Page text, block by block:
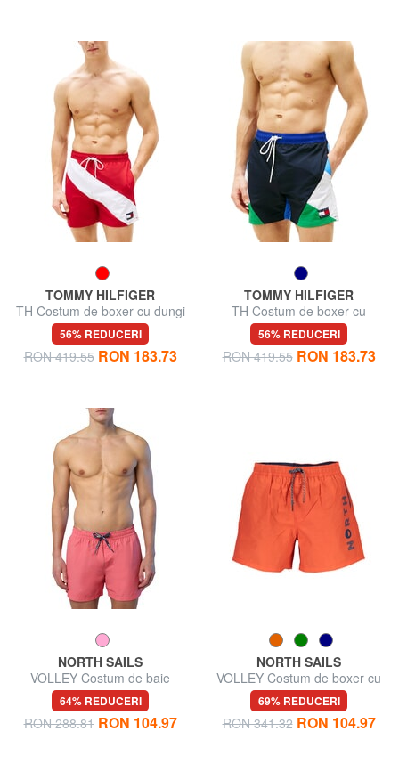
TOMMY HILFIGER
TH Costum de boxer cu dungi
56% REDUCERI
RON 419.55 RON 183.73
TOMMY HILFIGER
TH Costum de boxer cu
blocuri de culoare
56% REDUCERI
RON 419.55 RON 183.73
NORTH SAILS
VOLLEY Costum de baie
boxer cu logo
64% REDUCERI
RON 288.81 RON 104.97
NORTH SAILS
VOLLEY Costum de boxer cu
logo lateral
69% REDUCERI
RON 341.32 RON 104.97